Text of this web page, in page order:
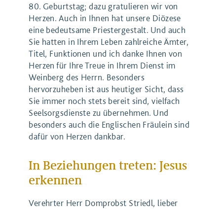
80. Geburtstag; dazu gratulieren wir von
Herzen. Auch in Ihnen hat unsere Diözese
eine bedeutsame Priestergestalt. Und auch
Sie hatten in Ihrem Leben zahlreiche Ämter,
Titel, Funktionen und ich danke Ihnen von
Herzen für Ihre Treue in Ihrem Dienst im
Weinberg des Herrn. Besonders
hervorzuheben ist aus heutiger Sicht, dass
Sie immer noch stets bereit sind, vielfach
Seelsorgsdienste zu übernehmen. Und
besonders auch die Englischen Fräulein sind
dafür von Herzen dankbar.
In Beziehungen treten: Jesus
erkennen
Verehrter Herr Domprobst Striedl, lieber